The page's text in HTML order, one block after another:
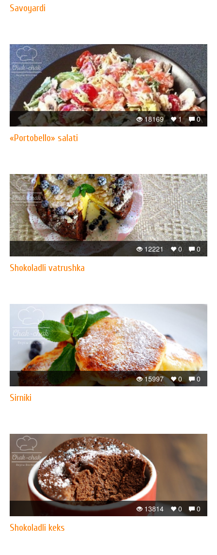
Savoyardi
0
1
18169
«Portobello» salati
0
0
12221
Shokoladli vatrushka
0
0
15997
Sirniki
0
0
13814
Shokoladli keks